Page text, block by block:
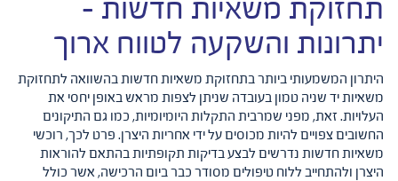
תחזוקת משאיות חדשות -
יתרונות והשקעה לטווח ארוך
היתרון המשמעותי ביותר בתחזוקת משאיות חדשות בהשוואה לתחזוקת
משאיות יד שניה טמון בעובדה שניתן לצפות מראש באופן יחסי את
העלויות. זאת, מפני שמרבית התקלות היומיומיות, כמו גם התיקונים
החשובים צפויים להיות מכוסים על ידי אחריות היצרן. פרט לכך, רוכשי
משאיות חדשות נדרשים לבצע בדיקות תקופתיות בהתאם להוראות
היצרן ולהתחייב ללוח טיפולים מסודר כבר ביום הרכישה, אשר כולל